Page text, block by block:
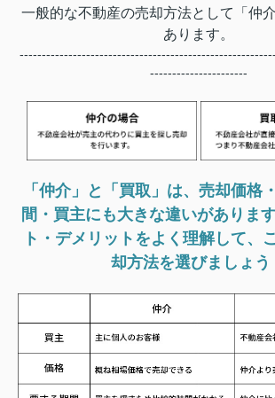
一般的な不動産の売却方法として「仲
あります。
----------------------
「仲介」と「買取」は、売却価格
間・買主にも大きな違いがありま
ト・デメリットをよく理解して、
却方法を選びましょう